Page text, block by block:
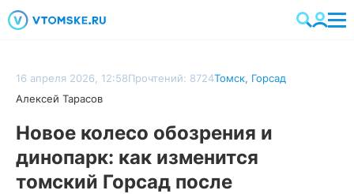
16 апреля 2026, 12:58Прочтений: 8724Томск, Горсад
Алексей Тарасов
Новое колесо обозрения и
динопарк: как изменится
томский Горсад после